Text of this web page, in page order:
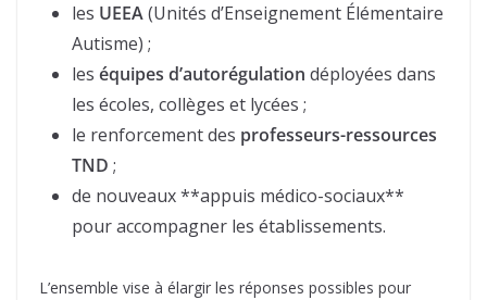
les UEEA(Unités d’Enseignement Élémentaire
Autisme) ;
les équipes d’autorégulation déployées dans
les écoles, collèges et lycées ;
le renforcement des professeurs-ressources
TND ;
de nouveaux **appuis médico-sociaux**
pour accompagner les établissements.
L’ensemble vise à élargir les réponses possibles pour